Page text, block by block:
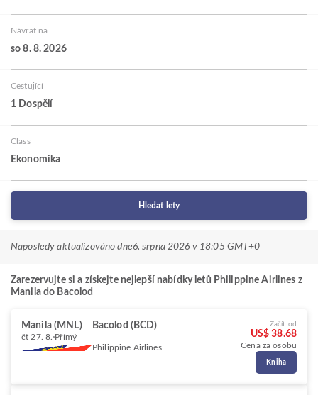
Návrat na
so 8. 8. 2026
Cestující
1 Dospělí
Class
Ekonomika
Hledat lety
Naposledy aktualizováno dne6. srpna 2026 v 18:05 GMT+0
Zarezervujte si a získejte nejlepší nabídky letů Philippine Airlines z
Manila do Bacolod
Manila (MNL) Bacolod (BCD)
čt 27. 8. Přímý
Philippine Airlines
Začít od
US$ 38.68
Cena za osobu
Kniha